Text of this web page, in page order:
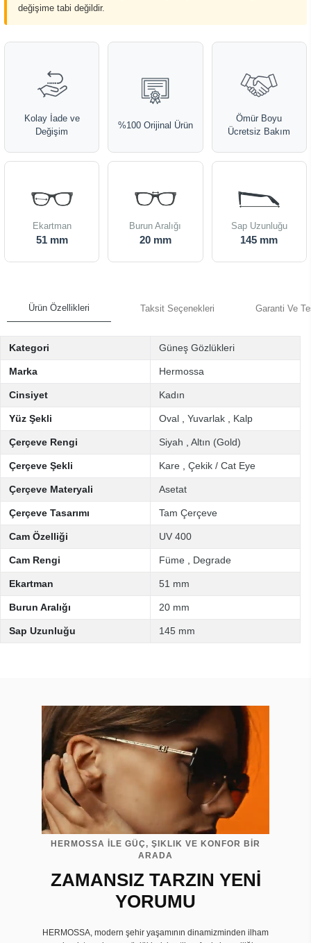
değişime tabi değildir.
Kolay İade ve
Değişim
%100 Orijinal Ürün
Ömür Boyu
Ücretsiz Bakım
Ekartman
51 mm
Burun Aralığı
20 mm
Sap Uzunluğu
145 mm
Ürün Özellikleri Taksit Seçenekleri Garanti Ve
Kategori Güneş Gözlükleri
Marka Hermossa
Cinsiyet Kadın
Yüz Şekli Oval Yuvarlak Kalp
Çerçeve Rengi Siyah Altın (Gold)
Çerçeve Şekli Kare Çekik / Cat Eye
Çerçeve Materyali Asetat
Çerçeve Tasarımı Tam Çerçeve
Cam Özelliği UV 400
Cam Rengi Füme Degrade
Ekartman 51 mm
Burun Aralığı 20 mm
Sap Uzunluğu 145 mm
HERMOSSA İLE GÜÇ, ŞIKLIK VE KONFOR BİR
ARADA
ZAMANSIZ TARZIN YENİ
YORUMU
HERMOSSA, modern şehir yaşamının dinamizminden ilham